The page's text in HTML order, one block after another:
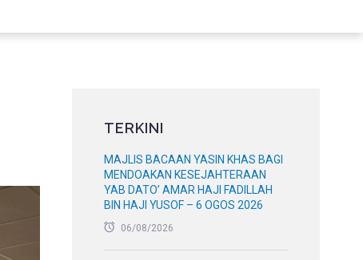
TERKINI
MAJLIS BACAAN YASIN KHAS BAGI
MENDOAKAN KESEJAHTERAAN
YAB DATO’ AMAR HAJI FADILLAH
BIN HAJI YUSOF – 6 OGOS 2026
06/08/2026